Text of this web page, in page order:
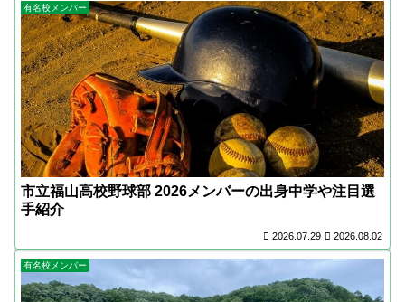
有名校メンバー
市立福山高校野球部 2026メンバーの出身中学や注目選
手紹介
2026.07.29 2026.08.02
有名校メンバー